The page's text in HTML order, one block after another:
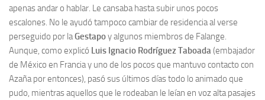
apenas andar o hablar. Le cansaba hasta subir unos pocos
escalones. No le ayudó tampoco cambiar de residencia al verse
perseguido por laGestapoy algunos miembros de Falange.
Aunque, como explicó Luis Ignacio Rodríguez Taboada(embajador
de México en Francia y uno de los pocos que mantuvo contacto con
Azaña por entonces), pasó sus últimos días todo lo animado que
pudo, mientras aquellos que le rodeaban le leían en voz alta pasajes